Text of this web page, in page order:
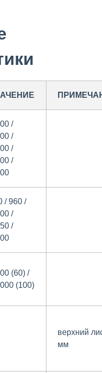
/
/
/
/
/ 960 /
/
/
(60) /
(100)
верхний
мм